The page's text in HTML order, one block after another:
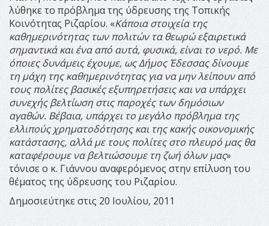
λύθηκε το πρόβλημα της ύδρευσης της Τοπικής
Κοινότητας Ριζαρίου. «Κάποια στοιχεία της
καθημερινότητας των πολιτών τα θεωρώ εξαιρετικά
σημαντικά και ένα από αυτά, φυσικά, είναι το νερό. Με
όποιες δυνάμεις έχουμε, ως Δήμος Έδεσσας δίνουμε
τη μάχη της καθημερινότητας για να μην λείπουν από
τους πολίτες βασικές εξυπηρετήσεις και να υπάρχει
συνεχής βελτίωση στις παροχές των δημόσιων
αγαθών. Βέβαια, υπάρχει το μεγάλο πρόβλημα της
ελλιπούς χρηματοδότησης και της κακής οικονομικής
κατάστασης, αλλά με τους πολίτες στο πλευρό μας θα
καταφέρουμε να βελτιώσουμε τη ζωή όλων μας»
τόνισε ο κ. Γιάννου αναφερόμενος στην επίλυση του
θέματος της ύδρευσης του Ριζαρίου.
Δημοσιεύτηκε στις 20 Ιουλίου, 2011